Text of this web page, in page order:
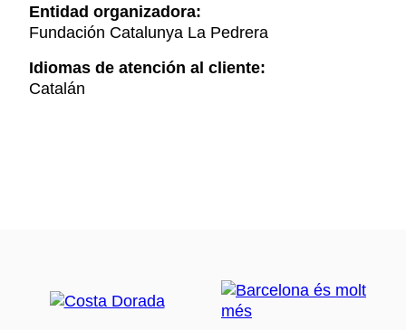
Entidad organizadora:
Fundación Catalunya La Pedrera
Idiomas de atención al cliente:
Catalán